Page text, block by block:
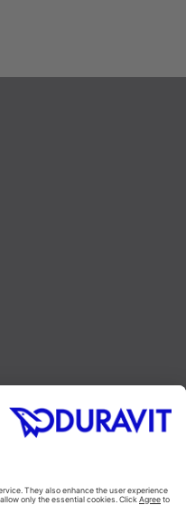
Instagram